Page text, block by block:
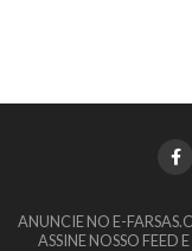
ANUNCIE NO E-
ASSINE NOSSO FEED